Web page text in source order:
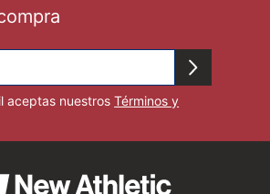
aceptas nuestrosTérminos y